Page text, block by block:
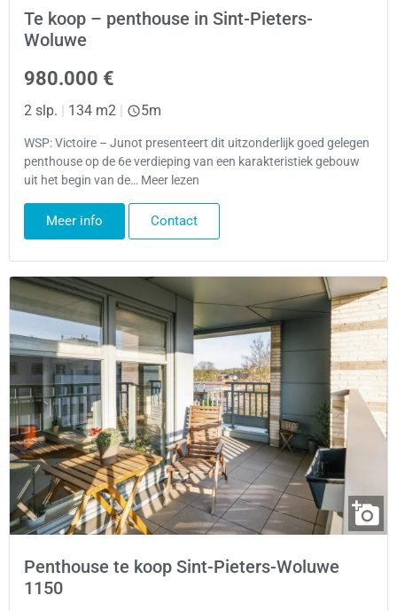
Te koop – penthouse in Sint-Pieters-
Woluwe
980.000 €
2 slp. | 134 m2 | 5m
WSP: Victoire – Junot presenteert dit uitzonderlijk goed gelegen
penthouse op de 6e verdieping van een karakteristiek gebouw
uit het begin van de… Meer lezen
Meer info Contact
Penthouse te koop Sint-Pieters-Woluwe
1150